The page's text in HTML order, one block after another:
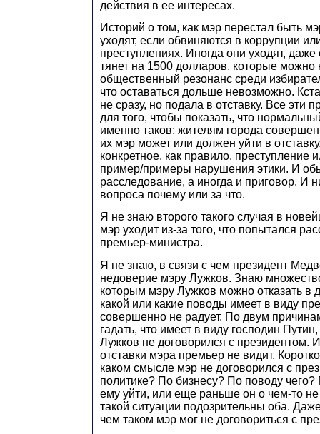
действия в ее интересах.
Историй о том, как мэр перестал быть
уходят, если обвиняются в коррупции
преступлениях. Иногда они уходят,
тянет на 1500 долларов, которые можно
общественный резонанс среди
что оставаться дольше невозможно.
не сразу, но подала в отставку. Все эти
для того, чтобы показать, что
именно таков: жителям города
их мэр может или должен уйти в
конкретное, как правило, преступление
пример/примеры нарушения этики. И
расследование, а иногда и приговор. И
вопроса почему или за что.
Я не знаю второго такого случая в
мэр уходит из-за того, что попытался
премьер-министра.
Я не знаю, в связи с чем президент
недоверие мэру Лужков. Знаю
которым мэру Лужков можно отказать в
какой или какие поводы имеет в виду
совершенно не радует. По двум
гадать, что имеет в виду господин Путин,
Лужков не договорился с президентом.
отставки мэра премьер не видит.
каком смысле мэр не договорился с
политике? По бизнесу? По поводу чего?
ему уйти, или еще раньше он о чем-то
такой ситуации подозрительны оба.
чем таком мэр мог не договориться с